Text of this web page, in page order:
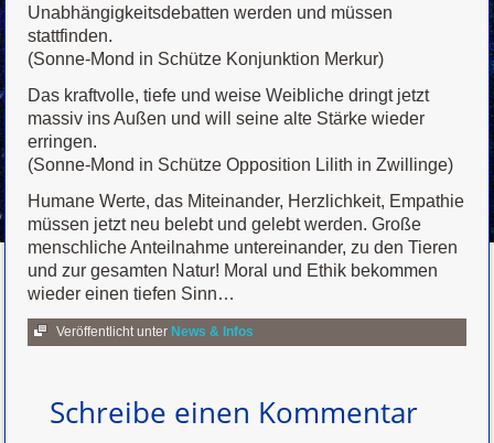
Unabhängigkeitsdebatten werden und müssen
stattfinden.
(Sonne-Mond in Schütze Konjunktion Merkur)
Das kraftvolle, tiefe und weise Weibliche dringt jetzt
massiv ins Außen und will seine alte Stärke wieder
erringen.
(Sonne-Mond in Schütze Opposition Lilith in Zwillinge)
Humane Werte, das Miteinander, Herzlichkeit, Empathie
müssen jetzt neu belebt und gelebt werden. Große
menschliche Anteilnahme untereinander, zu den Tieren
und zur gesamten Natur! Moral und Ethik bekommen
wieder einen tiefen Sinn…
Veröffentlicht unter News & Infos
Schreibe einen Kommentar